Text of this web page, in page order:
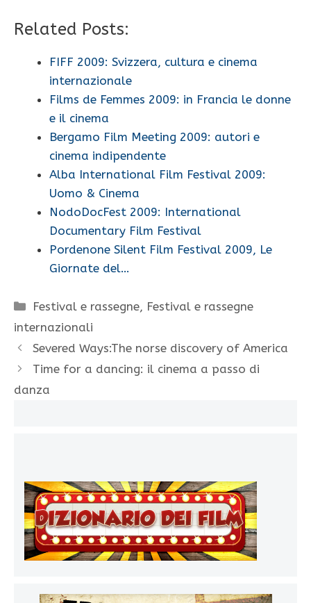
Related Posts:
FIFF 2009: Svizzera, cultura e cinema
internazionale
Films de Femmes 2009: in Francia le donne
e il cinema
Bergamo Film Meeting 2009: autori e
cinema indipendente
Alba International Film Festival 2009:
Uomo & Cinema
NodoDocFest 2009: International
Documentary Film Festival
Pordenone Silent Film Festival 2009, Le
Giornate del…
Categorie
Festival e rassegne, Festival e rassegne
internazionali
Severed Ways:The norse discovery of America
Time for a dancing: il cinema a passo di
danza